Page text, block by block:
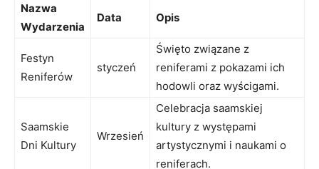
Nazwa
Wydarzenia
Data Opis
Festyn
Reniferów
styczeń
Święto związane z
reniferami z pokazami ich
hodowli oraz wyścigami.
Saamskie
Dni Kultury
Wrzesień
Celebracja saamskiej
kultury z występami
artystycznymi i naukami o
reniferach.